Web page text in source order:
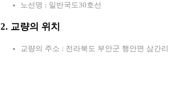
노선명 : 일반국도30호선
2. 교량의 위치
교량의 주소 : 전라북도 부안군 행안면 삼간리